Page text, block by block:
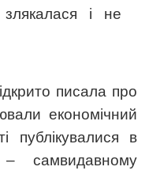
і не
писала про
економічний
публікувалися в
– самвидавному